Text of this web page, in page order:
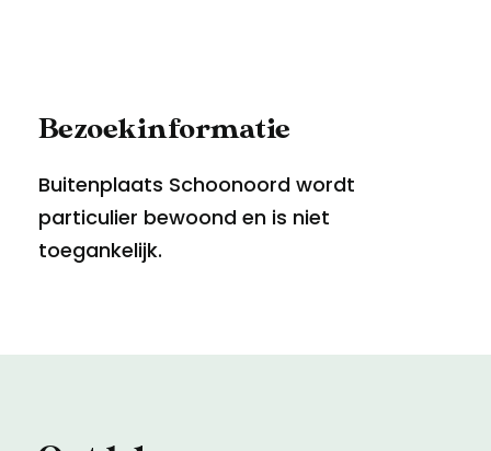
Bezoekinformatie
Buitenplaats Schoonoord wordt
particulier bewoond en is niet
toegankelijk.